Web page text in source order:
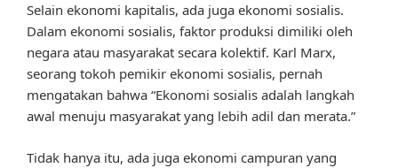
Selain ekonomi kapitalis, ada juga ekonomi sosialis.
Dalam ekonomi sosialis, faktor produksi dimiliki oleh
negara atau masyarakat secara kolektif. Karl Marx,
seorang tokoh pemikir ekonomi sosialis, pernah
mengatakan bahwa “Ekonomi sosialis adalah langkah
awal menuju masyarakat yang lebih adil dan merata.”
Tidak hanya itu, ada juga ekonomi campuran yang